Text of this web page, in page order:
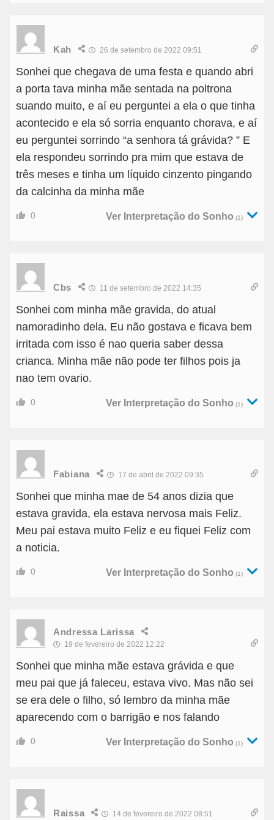
Kah 26 de setembro de 2022 09:51
Sonhei que chegava de uma festa e quando abri
a porta tava minha mãe sentada na poltrona
suando muito, e aí eu perguntei a ela o que tinha
acontecido e ela só sorria enquanto chorava, e aí
eu perguntei sorrindo “a senhora tá grávida? ” E
ela respondeu sorrindo pra mim que estava de
três meses e tinha um líquido cinzento pingando
da calcinha da minha mãe
0 Ver Interpretação do Sonho (1)
Cbs 11 de setembro de 2022 14:35
Sonhei com minha mãe gravida, do atual
namoradinho dela. Eu não gostava e ficava bem
irritada com isso é nao queria saber dessa
crianca. Minha mãe não pode ter filhos pois ja
nao tem ovario.
0 Ver Interpretação do Sonho (1)
Fabiana 17 de abril de 2022 09:35
Sonhei que minha mae de 54 anos dizia que
estava gravida, ela estava nervosa mais Feliz.
Meu pai estava muito Feliz e eu fiquei Feliz com
a noticia.
0 Ver Interpretação do Sonho (1)
Andressa Larissa
19 de fevereiro de 2022 12:22
Sonhei que minha mãe estava grávida e que
meu pai que já faleceu, estava vivo. Mas não sei
se era dele o filho, só lembro da minha mãe
aparecendo com o barrigão e nos falando
0 Ver Interpretação do Sonho (1)
Raissa 14 de fevereiro de 2022 08:51